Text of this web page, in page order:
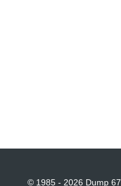
© 1985 - 2026 Dump 67